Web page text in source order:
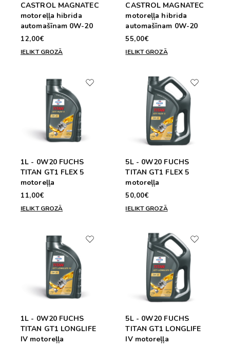
CASTROL MAGNATEC
motoreļļa hibrida
automašīnam 0W-20
12,00€
IELIKT GROZĀ
CASTROL MAGNATEC
motoreļļa hibrida
automašīnam 0W-20
55,00€
IELIKT GROZĀ
1L - 0W20 FUCHS
TITAN GT1 FLEX 5
motoreļļa
11,00€
IELIKT GROZĀ
5L - 0W20 FUCHS
TITAN GT1 FLEX 5
motoreļļa
50,00€
IELIKT GROZĀ
1L - 0W20 FUCHS
TITAN GT1 LONGLIFE
IV motoreļļa
5L - 0W20 FUCHS
TITAN GT1 LONGLIFE
IV motoreļļa